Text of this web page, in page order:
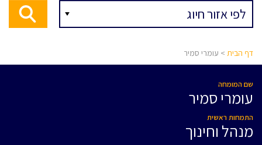
דף הבית > עומרי סמיר
שם המומחה
עומרי סמיר
התמחות ראשית
מנהל וחינוך